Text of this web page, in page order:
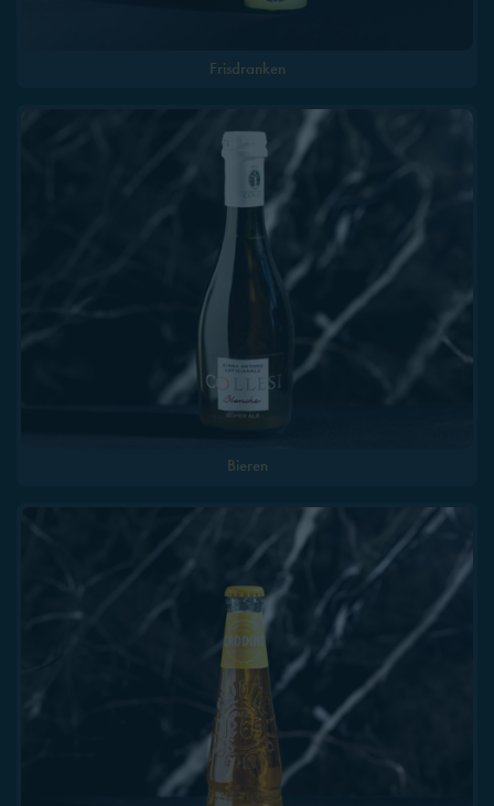
Frisdranken
Bieren